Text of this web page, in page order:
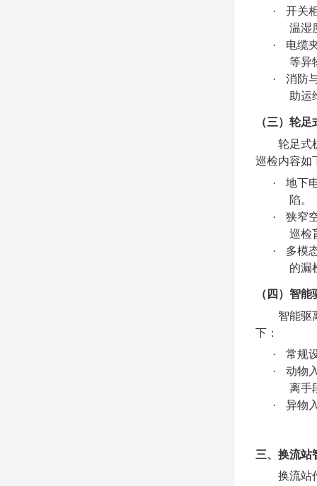
·
开关
温湿
·
电缆
等异
·
消防
助运
（三）轮
轮足式
巡检内容如
·
地下
陷。
·
狭窄
巡检
·
多模
的漏
（四）智
智能驱
下：
·
常规
·
动物
离手
·
异物
三、换流站
换流站